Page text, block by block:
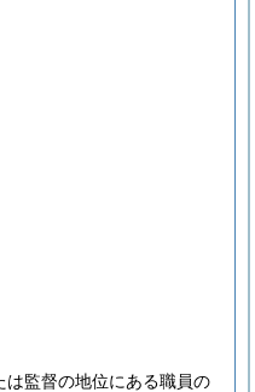
監督の地位にある職員の